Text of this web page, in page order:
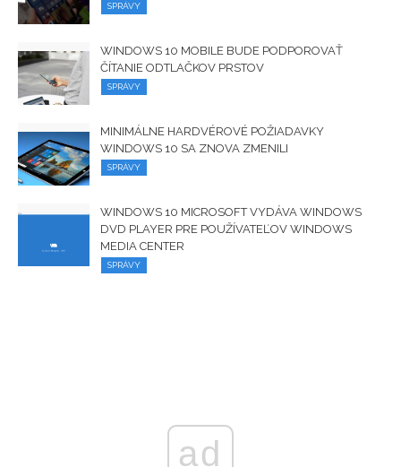
SPRÁVY
WINDOWS 10 MOBILE BUDE PODPOROVAŤ
ČÍTANIE ODTLAČKOV PRSTOV
SPRÁVY
MINIMÁLNE HARDVÉROVÉ ​​POŽIADAVKY
WINDOWS 10 SA ZNOVA ZMENILI
SPRÁVY
WINDOWS 10 MICROSOFT VYDÁVA WINDOWS
DVD PLAYER PRE POUŽÍVATEĽOV WINDOWS
MEDIA CENTER
SPRÁVY
ad